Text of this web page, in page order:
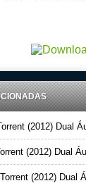
(2012) Dual
Dual Áudio 5.1 /
(2012) Dual Áudio 5.1 /